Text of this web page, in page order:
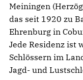
Meiningen
das seit 1920 zu
Ehrenburg in
Jede Residenz ist
Schlössern im
Jagd- und